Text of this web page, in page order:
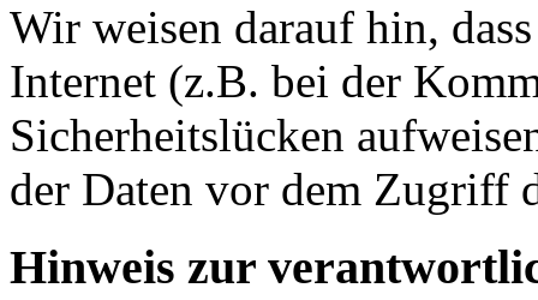
Wir weisen darauf hin,
Internet (z.B. bei der
Sicherheitslücken
der Daten vor dem Zugriff
Hinweis zur